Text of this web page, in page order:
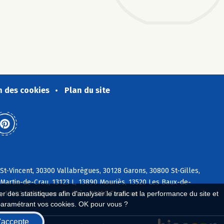
des statistiques afin d'analyser le trafic et la performance du site et
vos cookies. OK pour vous ?
des cookies Plan du site
Vincent, 30300 Vallabrègues, 30128 Garons, 30800 St-Gilles,
de-Crau, 13123 L, 13890 Mouriès, 13520 Les Baux-de-
St-Etienne-du-Grès, 13150 Tarascon